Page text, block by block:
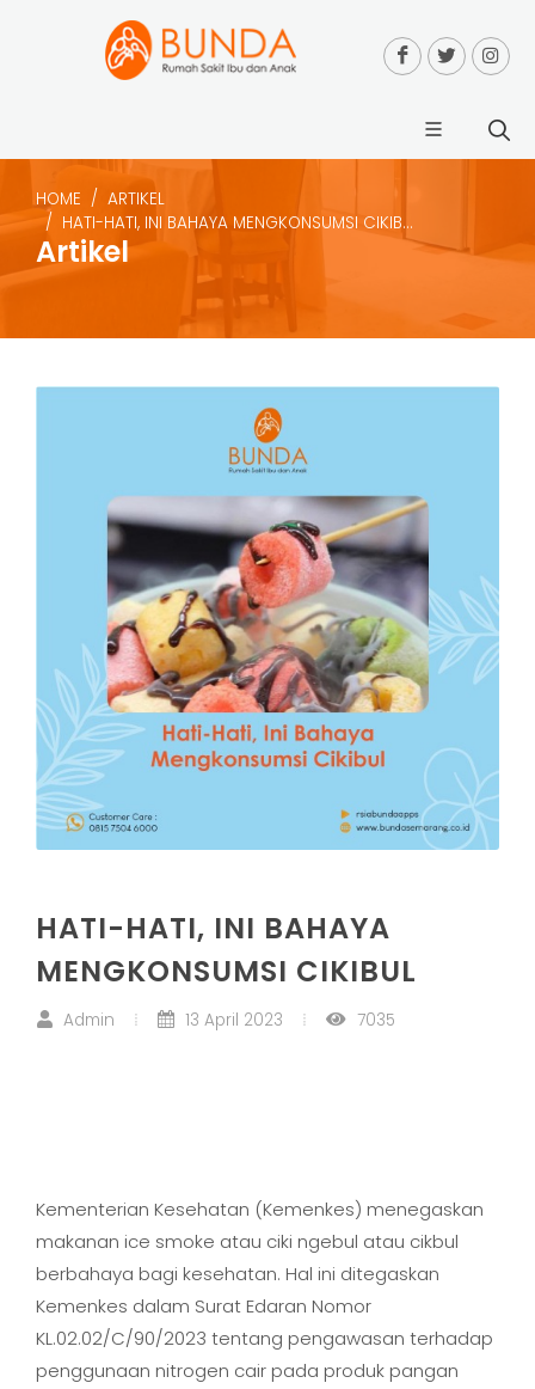
HOME
ARTIKEL
HATI-HATI, INI BAHAYA MENGKONSUMSI CIKIB...
Artikel
HATI-HATI, INI BAHAYA
MENGKONSUMSI CIKIBUL
Admin 13 April 2023 7035
Kementerian Kesehatan (Kemenkes) menegaskan
makanan ice smoke atau ciki ngebul atau cikbul
berbahaya bagi kesehatan. Hal ini ditegaskan
Kemenkes dalam Surat Edaran Nomor
KL.02.02/C/90/2023 tentang pengawasan terhadap
penggunaan nitrogen cair pada produk pangan